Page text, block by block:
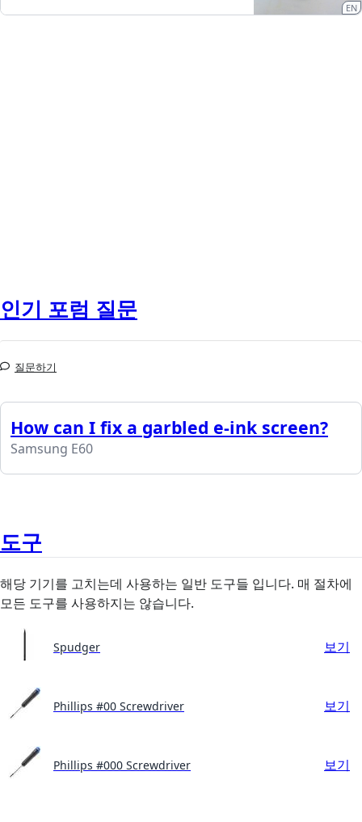
EN
인기 포럼 질문
질문하기
How can I fix a garbled e-ink screen?
Samsung E60
도구
해당 기기를 고치는데 사용하는 일반 도구들 입니다. 매 절차에
모든 도구를 사용하지는 않습니다.
Spudger 보기
Phillips #00 Screwdriver 보기
Phillips #000 Screwdriver 보기